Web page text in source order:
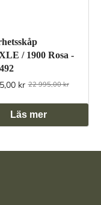
/ 1900 Rosa -
kr 22 995,00 kr
Läs mer